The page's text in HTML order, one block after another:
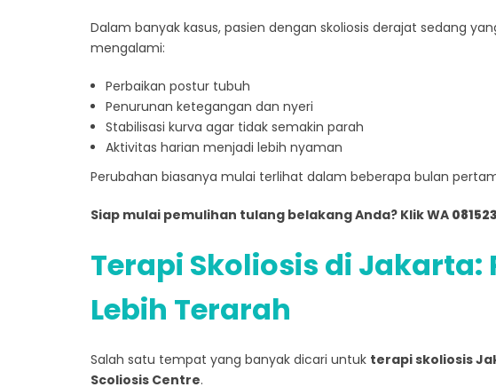
Dalam banyak kasus, pasien dengan skoliosis derajat sedang
mengalami:
Perbaikan postur tubuh
Penurunan ketegangan dan nyeri
Stabilisasi kurva agar tidak semakin parah
Aktivitas harian menjadi lebih nyaman
Perubahan biasanya mulai terlihat dalam beberapa bulan
Siap mulai pemulihan tulang belakang Anda? Klik WA
Terapi Skoliosis di
Lebih Terarah
Salah satu tempat yang banyak dicari untuk terapi skoliosis
Scoliosis Centre.